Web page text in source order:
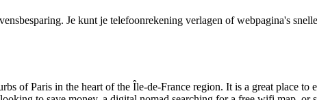
Je kunt je telefoonrekening verlagen of webpagina's
of Paris in the heart of the Île-de-France region. It is a great place